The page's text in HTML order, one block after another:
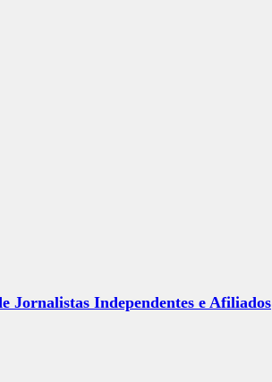
Jornalistas Independentes e Afiliados